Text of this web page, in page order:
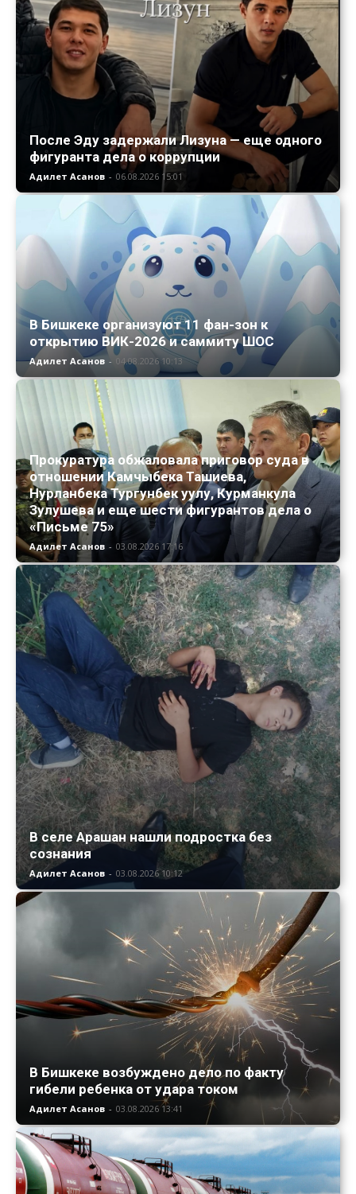
После Эду задержали Лизуна — еще одного
фигуранта дела о коррупции
Адилет Асанов - 06.08.2026 15:01
В Бишкеке организуют 11 фан-зон к
открытию ВИК-2026 и саммиту ШОС
Адилет Асанов - 04.08.2026 10:13
Прокуратура обжаловала приговор суда в
отношении Камчыбека Ташиева,
Нурланбека Тургунбек уулу, Курманкула
Зулушева и еще шести фигурантов дела о
«Письме 75»
Адилет Асанов - 03.08.2026 17:16
В селе Арашан нашли подростка без
сознания
Адилет Асанов - 03.08.2026 10:12
В Бишкеке возбуждено дело по факту
гибели ребенка от удара током
Адилет Асанов - 03.08.2026 13:41